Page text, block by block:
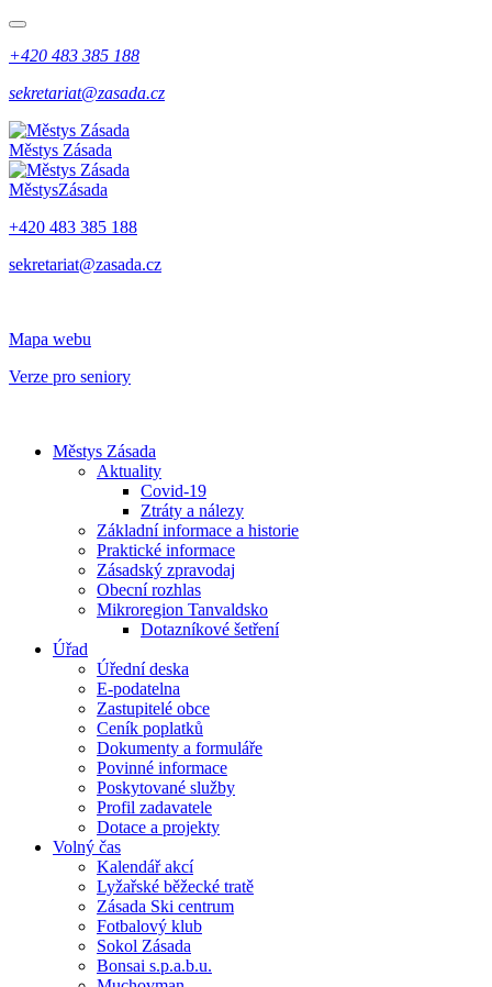
+420 483 385 188
sekretariat@zasada.cz
Městys Zásada
MěstysZásada
+420 483 385 188
sekretariat@zasada.cz
Mapa webu
Verze pro seniory
Městys Zásada
Aktuality
Covid-19
Ztráty a nálezy
Základní informace a historie
Praktické informace
Zásadský zpravodaj
Obecní rozhlas
Mikroregion Tanvaldsko
Dotazníkové šetření
Úřad
Úřední deska
E-podatelna
Zastupitelé obce
Ceník poplatků
Dokumenty a formuláře
Povinné informace
Poskytované služby
Profil zadavatele
Dotace a projekty
Volný čas
Kalendář akcí
Lyžařské běžecké tratě
Zásada Ski centrum
Fotbalový klub
Sokol Zásada
Bonsai s.p.a.b.u.